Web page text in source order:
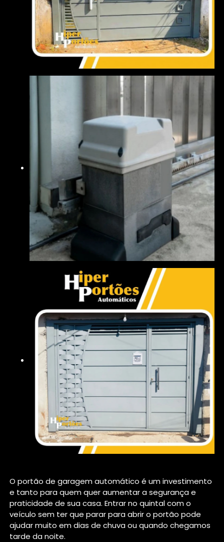
O portão de garagem automático é um investimento
e tanto para quem quer aumentar a segurança e
praticidade de sua casa. Entrar no quintal com o
veículo sem ter que parar para abrir o portão pode
ajudar muito em dias de chuva ou quando chegamos
tarde da noite.